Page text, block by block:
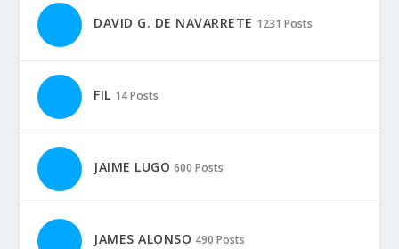
DAVID G. DE NAVARRETE 1231 Posts
FIL 14 Posts
JAIME LUGO 600 Posts
JAMES ALONSO 490 Posts